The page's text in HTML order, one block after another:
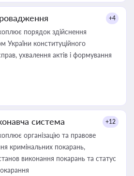
+4
порядок здійснення
України конституційного
ухвалення актів і формування
система +12
організацію та правове
кримінальних покарань,
виконання покарань та статус